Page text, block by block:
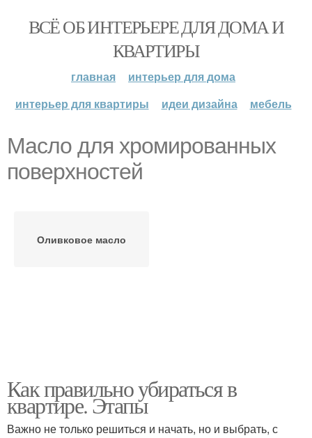
ВСЁ ОБ ИНТЕРЬЕРЕ ДЛЯ ДОМА И
КВАРТИРЫ
главная
интерьер для дома
интерьер для квартиры
идеи дизайна мебель
Масло для хромированных
поверхностей
Оливковое масло
Как правильно убираться в
квартире. Этапы
Важно не только решиться и начать, но и выбрать, с